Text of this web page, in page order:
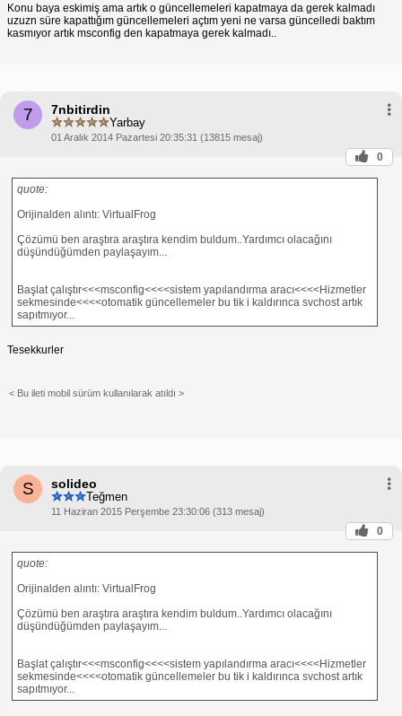
Konu baya eskimiş ama artık o güncellemeleri kapatmaya da gerek kalmadı
uzuzn süre kapattığım güncellemeleri açtım yeni ne varsa güncelledi baktım
kasmıyor artık msconfig den kapatmaya gerek kalmadı..
7 7nbitirdin
Yarbay
01 Aralık 2014 Pazartesi 20:35:31 (13815 mesaj)
0
quote:
Orijinalden alıntı: VirtualFrog
Çözümü ben araştıra araştıra kendim buldum..Yardımcı olacağını
düşündüğümden paylaşayım...
Başlat çalıştır<<<msconfig<<<<sistem yapılandırma aracı<<<<Hizmetler
sekmesinde<<<<otomatik güncellemeler bu tik i kaldırınca svchost artık
sapıtmıyor...
Tesekkurler
< Bu ileti mobil sürüm kullanılarak atıldı >
S solideo
Teğmen
11 Haziran 2015 Perşembe 23:30:06 (313 mesaj)
0
quote:
Orijinalden alıntı: VirtualFrog
Çözümü ben araştıra araştıra kendim buldum..Yardımcı olacağını
düşündüğümden paylaşayım...
Başlat çalıştır<<<msconfig<<<<sistem yapılandırma aracı<<<<Hizmetler
sekmesinde<<<<otomatik güncellemeler bu tik i kaldırınca svchost artık
sapıtmıyor...